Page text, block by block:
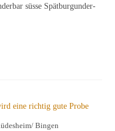
süsse Spätburgunder-
Bingen